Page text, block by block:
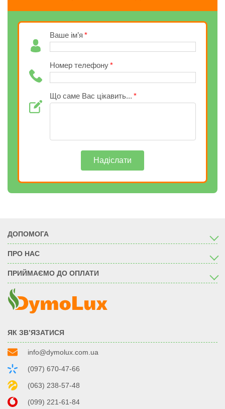
Ваше ім’я
Номер телефону
Що саме Вас цікавить...
Надіслати
ДОПОМОГА
ПРО НАС
ПРИЙМАЄМО ДО ОПЛАТИ
ЯК ЗВ’ЯЗАТИСЯ
info@dymolux.com.ua
(097) 670-47-66
(063) 238-57-48
(099) 221-61-84